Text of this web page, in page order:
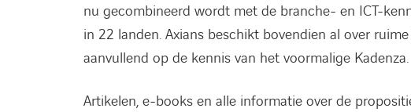
nu gecombineerd wordt met de branche- en ICT-
in 22 landen. Axians beschikt bovendien al over
aanvullend op de kennis van het voormalige Kadenza.
Artikelen, e-books en alle informatie over de